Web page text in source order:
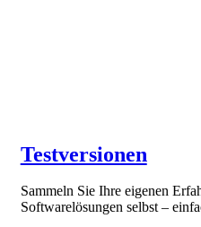
Testversionen
Sammeln Sie Ihre eigenen
Softwarelösungen selbst –